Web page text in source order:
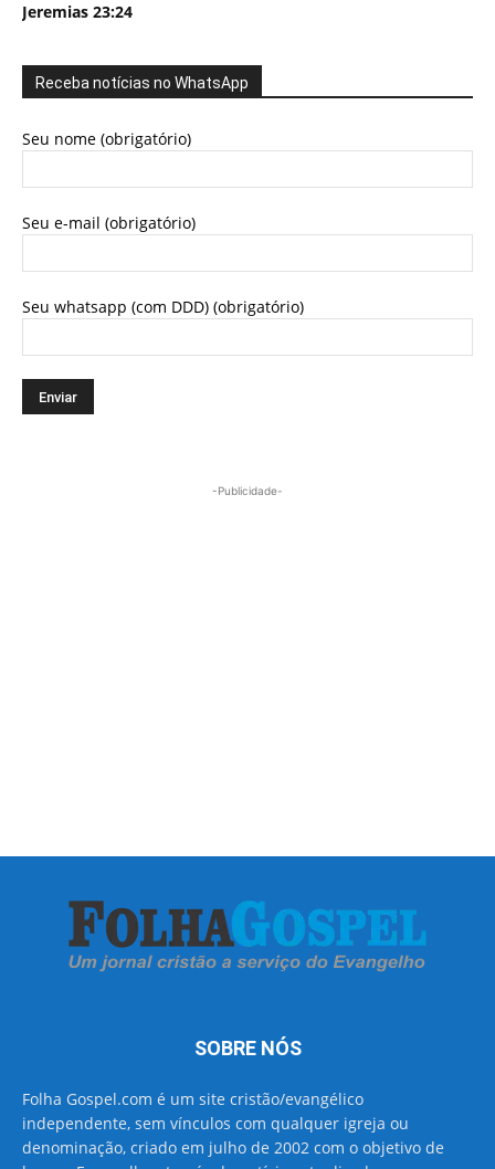
Jeremias 23:24
Receba notícias no WhatsApp
Seu nome (obrigatório)
Seu e-mail (obrigatório)
Seu whatsapp (com DDD) (obrigatório)
-Publicidade-
SOBRE NÓS
Folha Gospel.com é um site cristão/evangélico
independente, sem vínculos com qualquer igreja ou
denominação, criado em julho de 2002 com o objetivo de